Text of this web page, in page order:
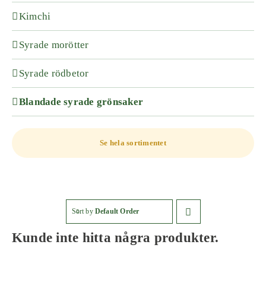
Kimchi
Syrade morötter
Syrade rödbetor
Blandade syrade grönsaker
Se hela sortimentet
Sort by Default Order
Kunde inte hitta några produkter.